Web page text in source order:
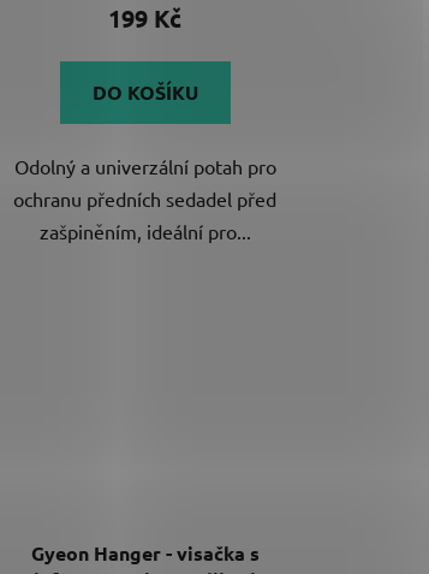
199 Kč
DO KOŠÍKU
Odolný a univerzální potah pro
ochranu předních sedadel před
zašpiněním, ideální pro...
Gyeon Hanger - visačka s